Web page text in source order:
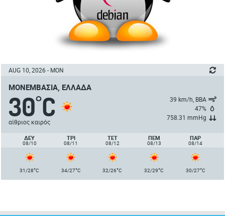
AUG 10, 2026 - MON
ΜΟΝΕΜΒΑΣΙΆ, ΕΛΛΆΔΑ
30°C
αίθριος καιρός
39 km/h, ΒΒΑ
47%
758.31 mmHg
ΔΕΥ
08/10
ΤΡΙ
08/11
ΤΕΤ
08/12
ΠΈΜ
08/13
ΠΑΡ
08/14
31/28°C 34/27°C 32/26°C 32/29°C 30/27°C